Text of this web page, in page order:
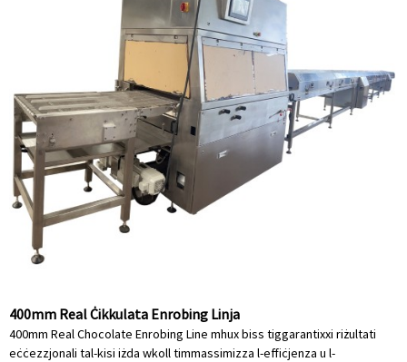
400mm Real Ċikkulata Enrobing Linja
400mm Real Chocolate Enrobing Line mhux biss tiggarantixxi riżultati
eċċezzjonali tal-kisi iżda wkoll timmassimizza l-effiċjenza u l-